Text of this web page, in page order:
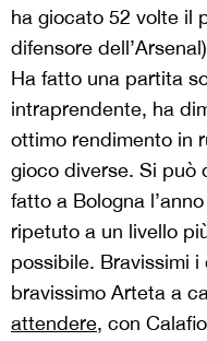
ha giocato 52 volte il
difensore
Ha fatto una partita
intraprendente, ha
ottimo rendimento in
gioco diverse. Si può
fatto a Bologna
ripetuto a un livello
possibile. Bravissimi i
bravissimo Arteta a
attendere, con